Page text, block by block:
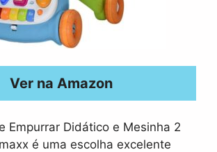
Ver na Amazon
Empurrar Didático e Mesinha 2
é uma escolha excelente